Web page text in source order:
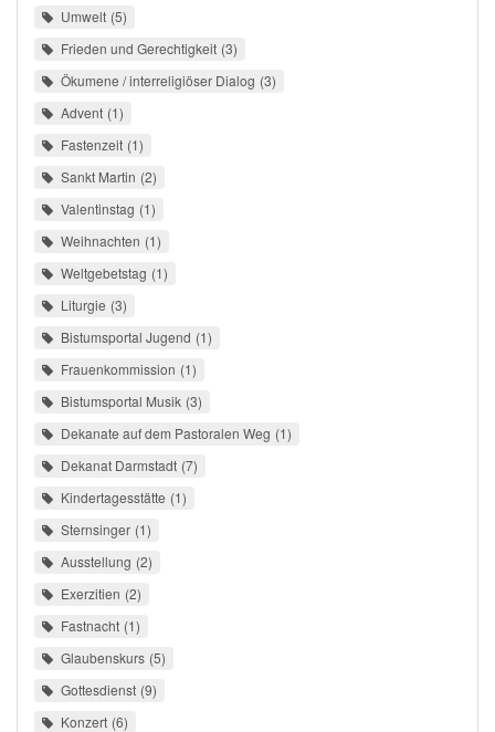
Umwelt 5
Frieden und Gerechtigkeit 3
Ökumene / interreligiöser Dialog 3
Advent 1
Fastenzeit 1
Sankt Martin 2
Valentinstag 1
Weihnachten 1
Weltgebetstag 1
Liturgie 3
Bistumsportal Jugend 1
Frauenkommission 1
Bistumsportal Musik 3
Dekanate auf dem Pastoralen Weg 1
Dekanat Darmstadt 7
Kindertagesstätte 1
Sternsinger 1
Ausstellung 2
Exerzitien 2
Fastnacht 1
Glaubenskurs 5
Gottesdienst 9
Konzert 6